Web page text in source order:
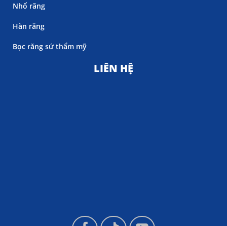
Nhổ răng
Hàn răng
Bọc răng sứ thẩm mỹ
LIÊN HỆ